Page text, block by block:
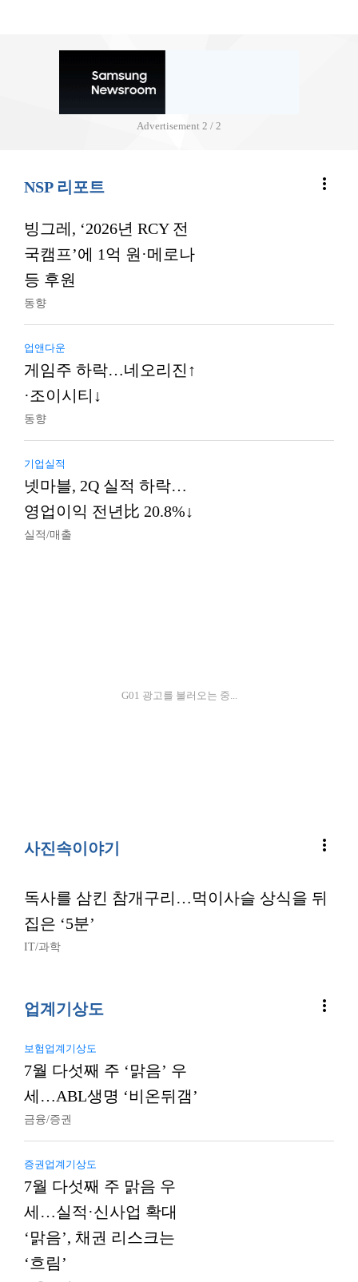
Advertisement 2 / 2
NSP 리포트 more_vert
빙그레, ‘2026년 RCY 전
국캠프’에 1억 원·메로나
등 후원
동향
업앤다운
게임주 하락…네오리진↑
·조이시티↓
동향
기업실적
넷마블, 2Q 실적 하락…
영업이익 전년比 20.8%↓
실적/매출
G01 광고를 불러오는 중...
사진속이야기 more_vert
독사를 삼킨 참개구리…먹이사슬 상식을 뒤
집은 ‘5분’
IT/과학
업계기상도 more_vert
보험업계기상도
7월 다섯째 주 ‘맑음’ 우
세…ABL생명 ‘비온뒤갬’
금융/증권
증권업계기상도
7월 다섯째 주 맑음 우
세…실적·신사업 확대
‘맑음’, 채권 리스크는
‘흐림’